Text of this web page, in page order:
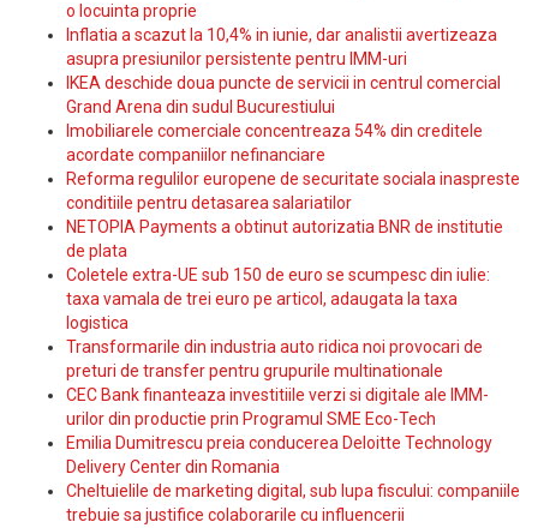
o locuinta proprie
Inflatia a scazut la 10,4% in iunie, dar analistii avertizeaza
asupra presiunilor persistente pentru IMM-uri
IKEA deschide doua puncte de servicii in centrul comercial
Grand Arena din sudul Bucurestiului
Imobiliarele comerciale concentreaza 54% din creditele
acordate companiilor nefinanciare
Reforma regulilor europene de securitate sociala inaspreste
conditiile pentru detasarea salariatilor
NETOPIA Payments a obtinut autorizatia BNR de institutie
de plata
Coletele extra-UE sub 150 de euro se scumpesc din iulie:
taxa vamala de trei euro pe articol, adaugata la taxa
logistica
Transformarile din industria auto ridica noi provocari de
preturi de transfer pentru grupurile multinationale
CEC Bank finanteaza investitiile verzi si digitale ale IMM-
urilor din productie prin Programul SME Eco-Tech
Emilia Dumitrescu preia conducerea Deloitte Technology
Delivery Center din Romania
Cheltuielile de marketing digital, sub lupa fiscului: companiile
trebuie sa justifice colaborarile cu influencerii